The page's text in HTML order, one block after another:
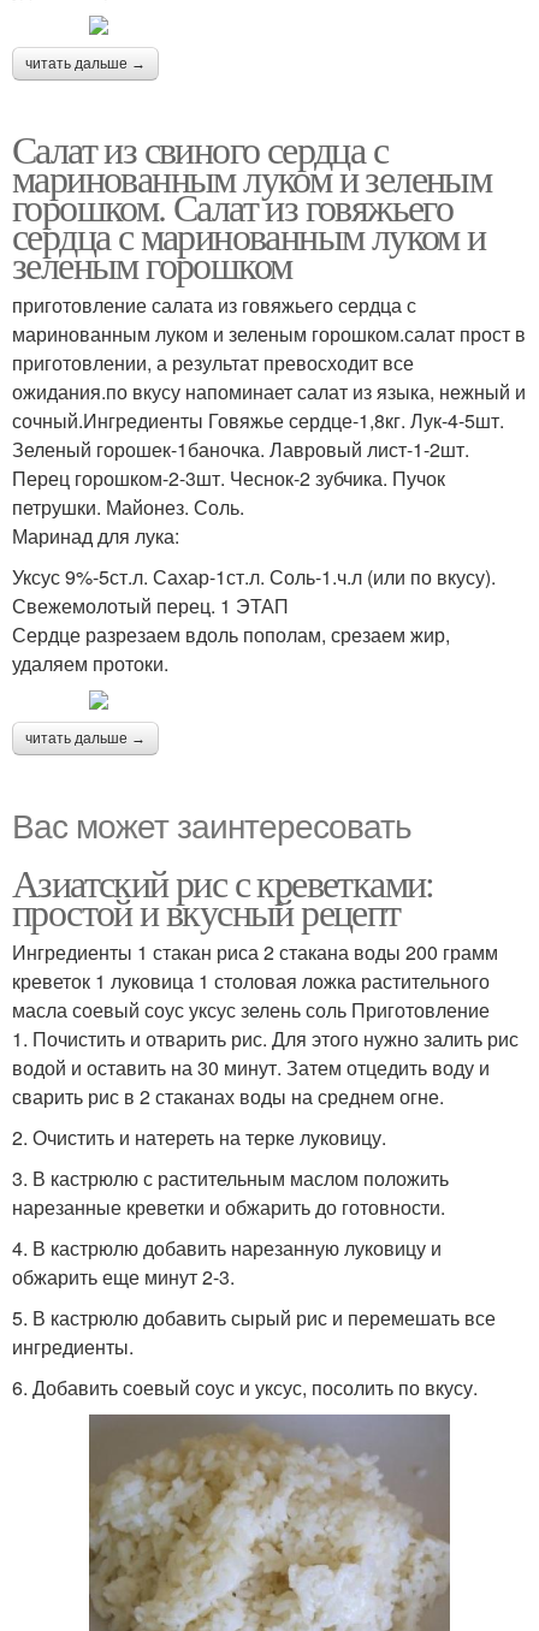
читать дальше →
Салат из свиного сердца с
маринованным луком и зеленым
горошком. Салат из говяжьего
сердца с маринованным луком и
зеленым горошком
приготовление салата из говяжьего сердца с
маринованным луком и зеленым горошком.салат прост в
приготовлении, а результат превосходит все
ожидания.по вкусу напоминает салат из языка, нежный и
сочный.Ингредиенты Говяжье сердце-1,8кг. Лук-4-5шт.
Зеленый горошек-1баночка. Лавровый лист-1-2шт.
Перец горошком-2-3шт. Чеснок-2 зубчика. Пучок
петрушки. Майонез. Соль.
Маринад для лука:
Уксус 9%-5ст.л. Сахар-1ст.л. Соль-1.ч.л (или по вкусу).
Свежемолотый перец. 1 ЭТАП
Сердце разрезаем вдоль пополам, срезаем жир,
удаляем протоки.
читать дальше →
Вас может заинтересовать
Азиатский рис с креветками:
простой и вкусный рецепт
Ингредиенты 1 стакан риса 2 стакана воды 200 грамм
креветок 1 луковица 1 столовая ложка растительного
масла соевый соус уксус зелень соль Приготовление
1. Почистить и отварить рис. Для этого нужно залить рис
водой и оставить на 30 минут. Затем отцедить воду и
сварить рис в 2 стаканах воды на среднем огне.
2. Очистить и натереть на терке луковицу.
3. В кастрюлю с растительным маслом положить
нарезанные креветки и обжарить до готовности.
4. В кастрюлю добавить нарезанную луковицу и
обжарить еще минут 2-3.
5. В кастрюлю добавить сырый рис и перемешать все
ингредиенты.
6. Добавить соевый соус и уксус, посолить по вкусу.